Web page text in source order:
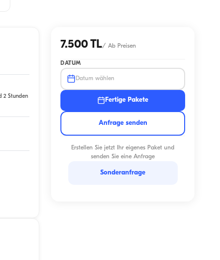
2 Stunden
7.500 TL/ Ab Preisen
DATUM
Datum wählen
Fertige Pakete
Anfrage senden
Erstellen Sie jetzt Ihr eigenes Paket und
senden Sie eine Anfrage
Sonderanfrage